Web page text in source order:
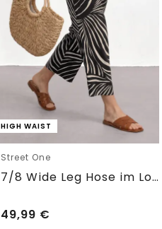
HIGH WAIST
Street One
7/8 Wide Leg Hose im Loose Fit
49,99 €